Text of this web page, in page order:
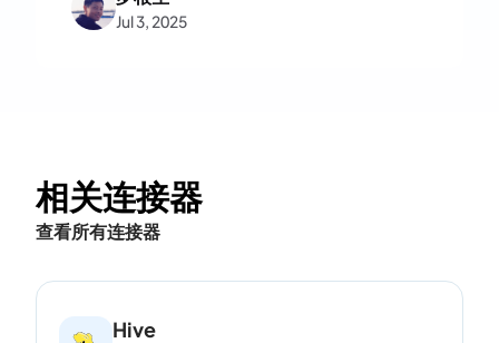
Jul 3, 2025
相关连接器
查看所有连接器
Hive